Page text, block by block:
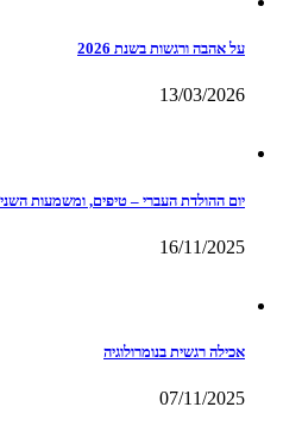
על אהבה ורגשות בשנת 2026
13/03/2026
יום ההולדת העברי – טיפים, ומשמעות
16/11/2025
אכילה רגשית בנומרולוגיה
07/11/2025